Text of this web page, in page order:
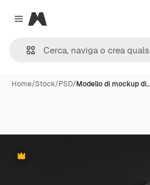
Close menu
Magnific
Home/Stock/PSD/Modello di mockup di…
Premium